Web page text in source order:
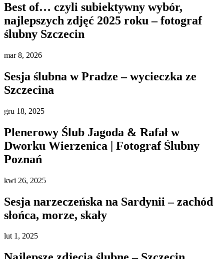
Best of… czyli subiektywny wybór,
najlepszych zdjęć 2025 roku – fotograf
ślubny Szczecin
mar8, 2026
Sesja ślubna w Pradze – wycieczka ze
Szczecina
gru 18, 2025
Plenerowy Ślub Jagoda & Rafał w
Dworku Wierzenica | Fotograf Ślubny
Poznań
kwi 26, 2025
Sesja narzeczeńska na Sardynii – zachód
słońca, morze, skały
lut1, 2025